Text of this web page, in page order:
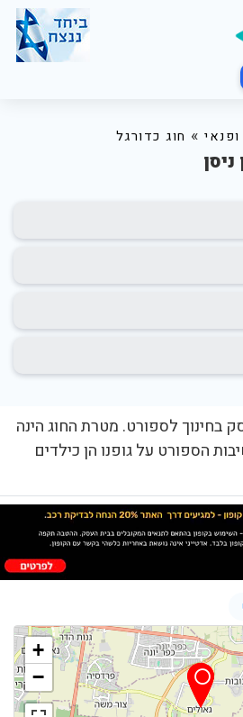
ופנאי » חוג כדורגל
בחינוך לספורט. מטרת החוג הינה
הספורט על גופנו הן כילדים
+
−